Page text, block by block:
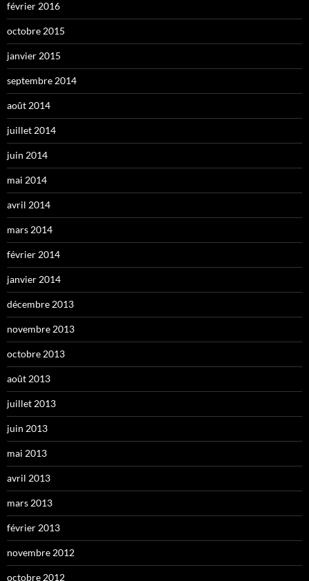
février 2016
octobre 2015
janvier 2015
septembre 2014
août 2014
juillet 2014
juin 2014
mai 2014
avril 2014
mars 2014
février 2014
janvier 2014
décembre 2013
novembre 2013
octobre 2013
août 2013
juillet 2013
juin 2013
mai 2013
avril 2013
mars 2013
février 2013
novembre 2012
octobre 2012